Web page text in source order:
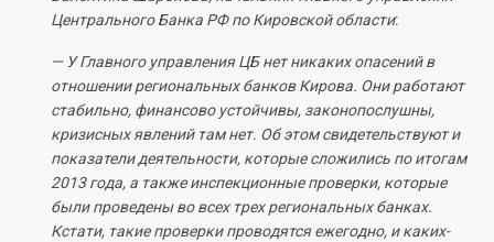
Центрального Банка РФ по Кировской области:
— У Главного управления ЦБ нет никаких опасений в
отношении региональных банков Кирова. Они работают
стабильно, финансово устойчивы, законопослушны,
кризисных явлений там нет. Об этом свидетельствуют и
показатели деятельности, которые сложились по итогам
2013 года, а также инспекционные проверки, которые
были проведены во всех трех региональных банках.
Кстати, такие проверки проводятся ежегодно, и каких-